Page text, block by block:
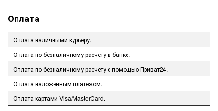
Оплата
Оплата наличными курьеру.
Оплата по безналичному расчету в банке.
Оплата по безналичному расчету с помощью Приват24.
Оплата наложенным платежом.
Оплата картами Visa/MasterCard.